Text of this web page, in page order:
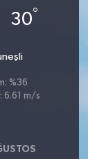
30°
%36
6.61 m/s